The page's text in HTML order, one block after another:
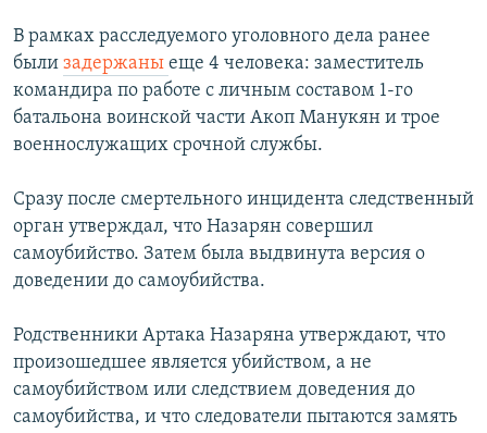
В рамках расследуемого уголовного дела ранее
были задержаны еще 4 человека: заместитель
командира по работе с личным составом 1-го
батальона воинской части Акоп Манукян и трое
военнослужащих срочной службы.
Сразу после смертельного инцидента следственный
орган утверждал, что Назарян совершил
самоубийство. Затем была выдвинута версия о
доведении до самоубийства.
Родственники Артака Назаряна утверждают, что
произошедшее является убийством, а не
самоубийством или следствием доведения до
самоубийства, и что следователи пытаются замять